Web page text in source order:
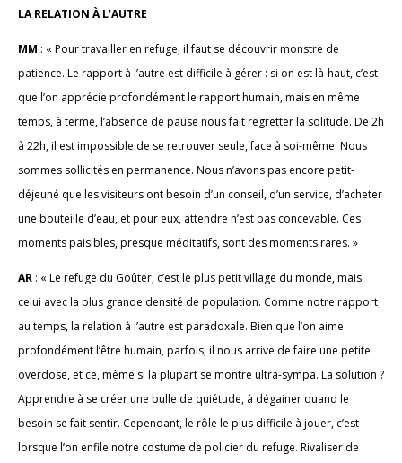
LA RELATION À L’AUTRE
MM : « Pour travailler en refuge, il faut se découvrir monstre de
patience. Le rapport à l’autre est difficile à gérer : si on est là-haut, c’est
que l’on apprécie profondément le rapport humain, mais en même
temps, à terme, l’absence de pause nous fait regretter la solitude. De 2h
à 22h, il est impossible de se retrouver seule, face à soi-même. Nous
sommes sollicités en permanence. Nous n’avons pas encore petit-
déjeuné que les visiteurs ont besoin d’un conseil, d’un service, d’acheter
une bouteille d’eau, et pour eux, attendre n’est pas concevable. Ces
moments paisibles, presque méditatifs, sont des moments rares. »
AR : « Le refuge du Goûter, c’est le plus petit village du monde, mais
celui avec la plus grande densité de population. Comme notre rapport
au temps, la relation à l’autre est paradoxale. Bien que l’on aime
profondément l’être humain, parfois, il nous arrive de faire une petite
overdose, et ce, même si la plupart se montre ultra-sympa. La solution ?
Apprendre à se créer une bulle de quiétude, à dégainer quand le
besoin se fait sentir. Cependant, le rôle le plus difficile à jouer, c’est
lorsque l’on enfile notre costume de policier du refuge. Rivaliser de